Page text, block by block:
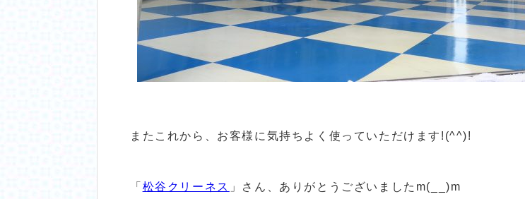
またこれから、お客様に気持ちよく使っていただけます!(^^)!
「 松谷クリーネス 」さん、ありがとうございましたm(__)m